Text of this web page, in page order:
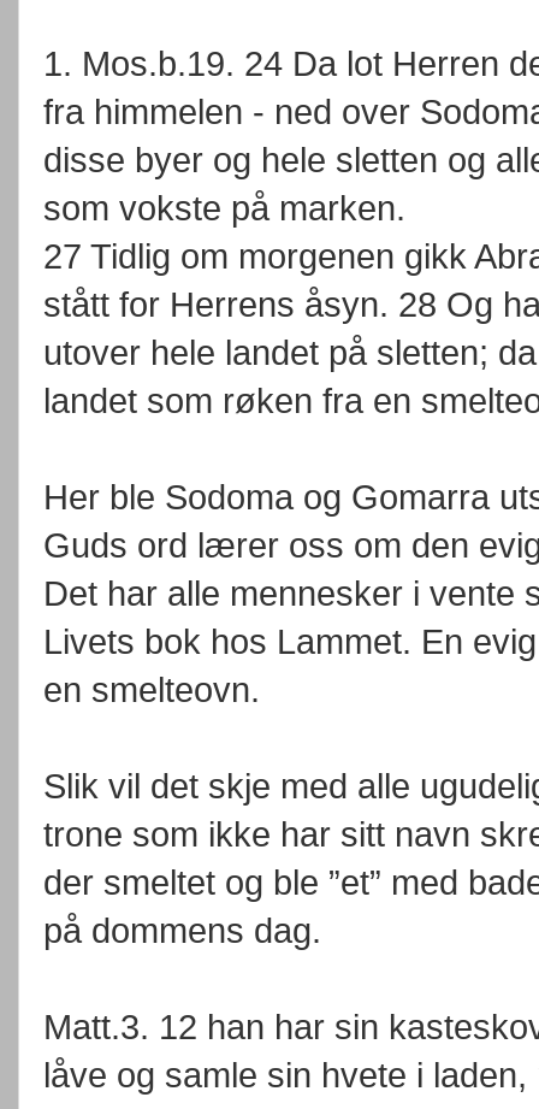
1. Mos.b.19. 24 Da lot Herren
fra himmelen - ned over
disse byer og hele sletten og
som vokste på marken.
27 Tidlig om morgenen gikk
stått for Herrens åsyn. 28 Og
utover hele landet på sletten;
landet som røken fra en
Her ble Sodoma og Gomarra
Guds ord lærer oss om den
Det har alle mennesker i vente
Livets bok hos Lammet. En
en smelteovn.
Slik vil det skje med alle
trone som ikke har sitt navn
der smeltet og ble ”et” med
på dommens dag.
Matt.3. 12 han har sin
låve og samle sin hvete i